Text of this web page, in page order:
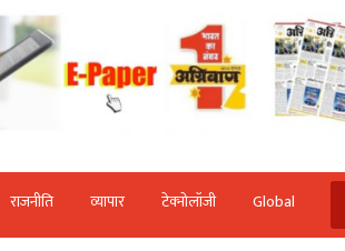
राजनीति व्‍यापार टेक्‍नोलॉजी Global